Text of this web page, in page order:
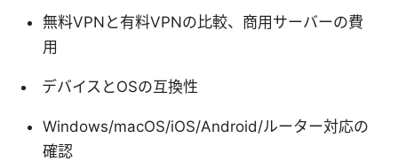
無料VPNと有料VPNの比較、商用サーバーの費
用
デバイスとOSの互換性
Windows/macOS/iOS/Android/ルーター対応の
確認